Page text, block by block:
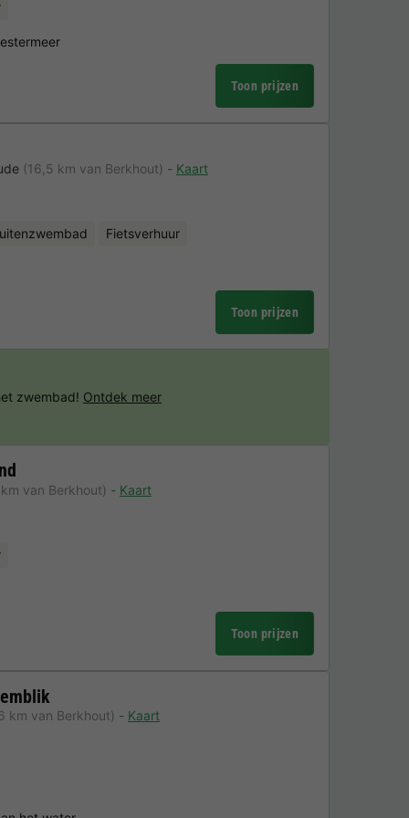
Toon prijzen
(16,5 km van Berkhout)
Kaart
Fietsverhuur
Toon prijzen
km van Berkhout)
Kaart
Toon prijzen
km van Berkhout)
Kaart
zwembad! Ontdek meer